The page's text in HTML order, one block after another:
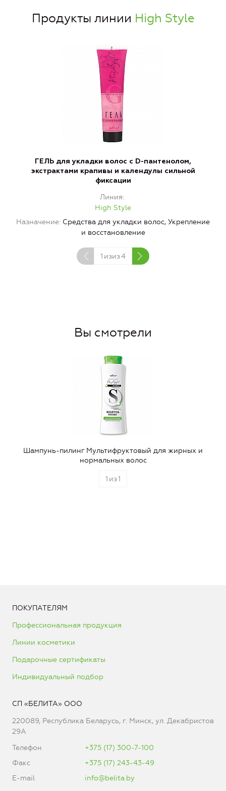
Продукты линии High Style
ГЕЛЬ для укладки волос с D-пантенолом,
экстрактами крапивы и календулы сильной
фиксации
Линия
High Style
Назначение Средства для укладки волос, Укрепление
и восстановление
1 изиз4
Вы смотрели
Шампунь-пилинг Мультифруктовый для жирных и
нормальных волос
1 из1
ПОКУПАТЕЛЯМ
Профессиональная продукция
Линии косметики
Подарочные сертификаты
Индивидуальный подбор
СП «БЕЛИТА» ООО
220089, Республика Беларусь, г. Минск, ул. Декабристов
29А
Телефон
+375 (17) 300-7-100
Факс
+375 (17) 243-43-49
E-mail
info@belita.by